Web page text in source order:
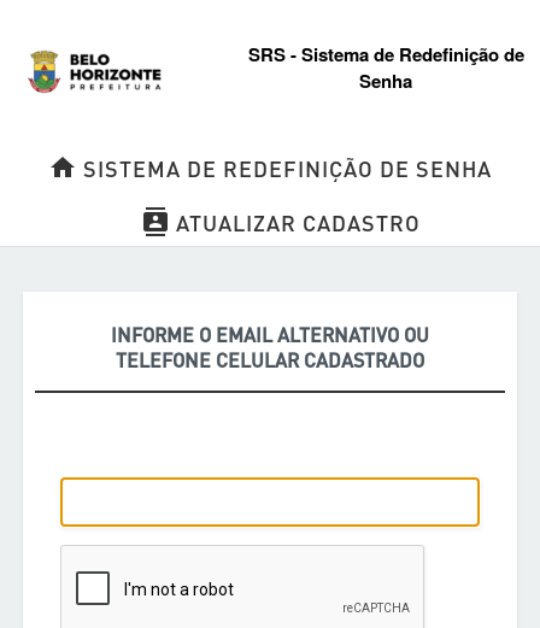
SRS - Sistema de Redefinição de
Senha
home SISTEMA DE REDEFINIÇÃO DE SENHA
contacts ATUALIZAR CADASTRO
INFORME O EMAIL ALTERNATIVO OU
TELEFONE CELULAR CADASTRADO